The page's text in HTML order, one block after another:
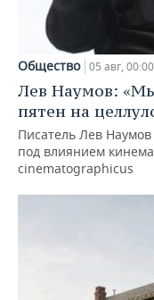
Общество 05 авг, 00:00
Лев Наумов:
пятен на
Писатель Лев
под влиянием
cinematographicus